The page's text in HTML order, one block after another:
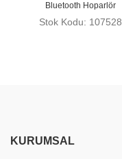
Bluetooth Hoparlör
Stok Kodu: 107528
KURUMSAL